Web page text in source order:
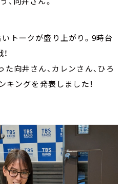
トークが盛り上がり。9時台
向井さん、カレンさん、ひろ
キングを発表しました！